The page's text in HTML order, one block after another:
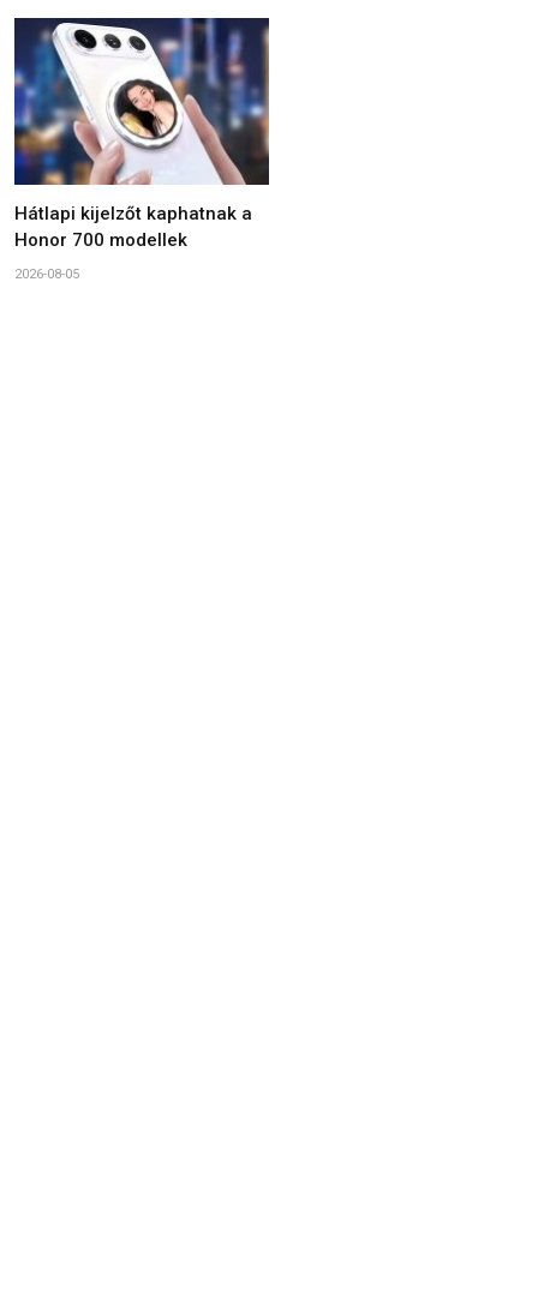
Hátlapi kijelzőt kaphatnak a
Honor 700 modellek
2026-08-05